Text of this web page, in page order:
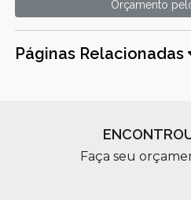
Orçamento
Páginas Relacionadas
Faça seu